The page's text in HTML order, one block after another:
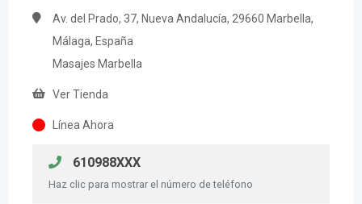
Av. del Prado, 37, Nueva Andalucía, 29660 Marbella,
Málaga, España
Masajes Marbella
Ver Tienda
Línea Ahora
610988XXX
Haz clic para mostrar el número de teléfono